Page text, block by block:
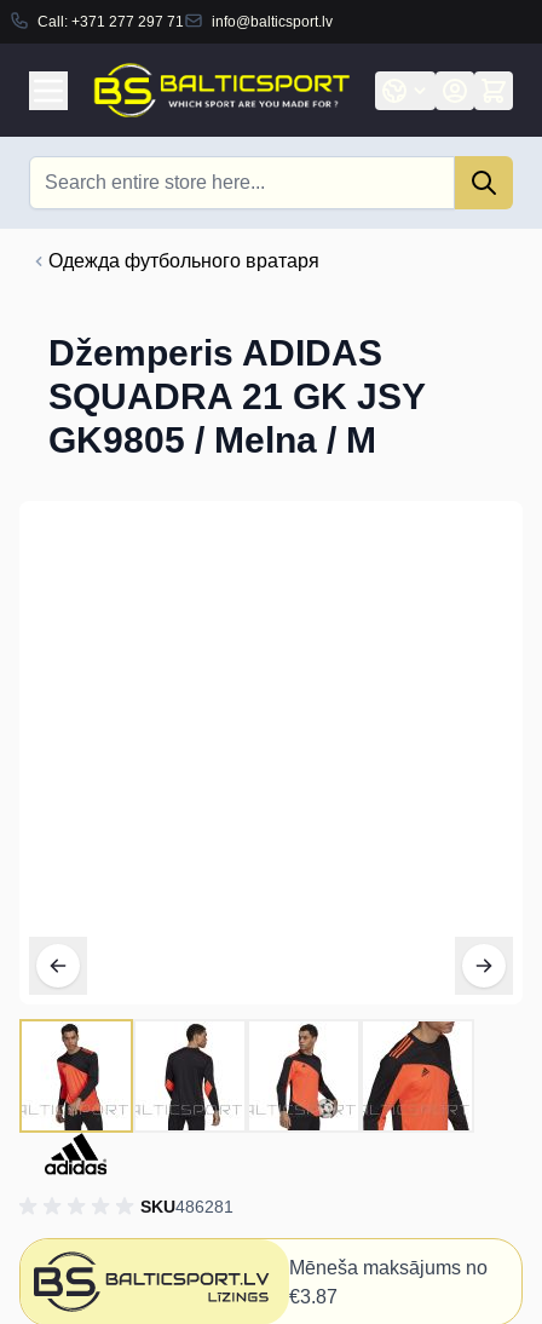
Call: +371 277 297 71 info@balticsport.lv
Одежда футбольного вратаря
Džemperis ADIDAS
SQUADRA 21 GK JSY
GK9805 / Melna / M
SKU486281
Mēneša maksājums no
€3.87